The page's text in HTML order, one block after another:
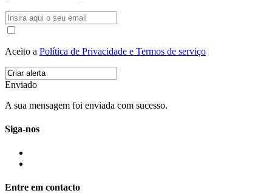
Aceito a Política de Privacidade e Termos de serviço
Enviado
A sua mensagem foi enviada com sucesso.
Siga-nos
Entre em contacto